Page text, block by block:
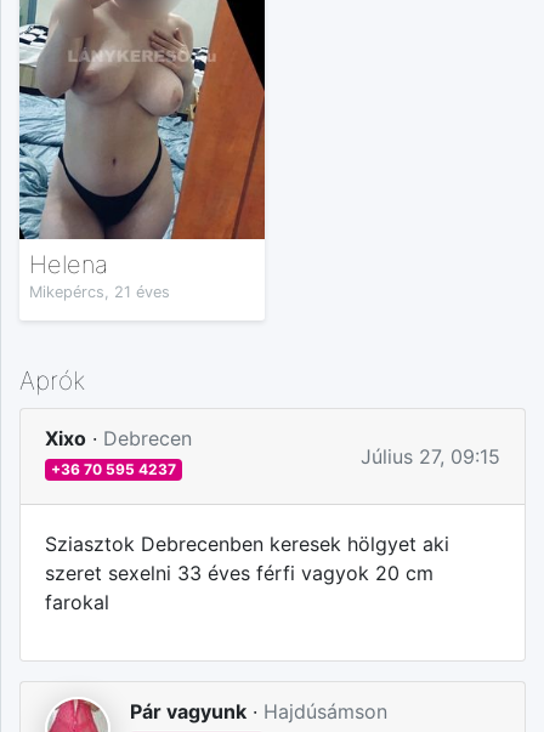
Helena
Mikepércs, 21 éves
Aprók
Xixo · Debrecen
+36 70 595 4237
Július 27, 09:15
Sziasztok Debrecenben keresek hölgyet aki
szeret sexelni 33 éves férfi vagyok 20 cm
farokal
Pár vagyunk · Hajdúsámson